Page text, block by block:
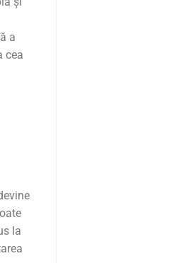
a
cea
la